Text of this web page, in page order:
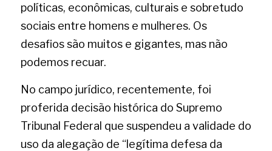
políticas, econômicas, culturais e sobretudo
sociais entre homens e mulheres. Os
desafios são muitos e gigantes, mas não
podemos recuar.
No campo jurídico, recentemente, foi
proferida decisão histórica do Supremo
Tribunal Federal que suspendeu a validade do
uso da alegação de “legítima defesa da